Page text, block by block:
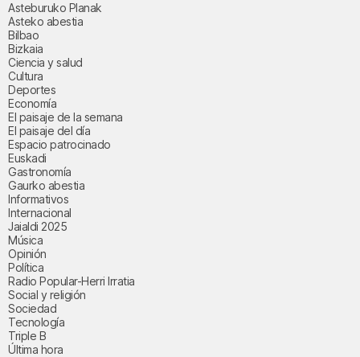
Asteburuko Planak
Asteko abestia
Bilbao
Bizkaia
Ciencia y salud
Cultura
Deportes
Economía
El paisaje de la semana
El paisaje del día
Espacio patrocinado
Euskadi
Gastronomía
Gaurko abestia
Informativos
Internacional
Jaialdi 2025
Música
Opinión
Política
Radio Popular-Herri Irratia
Social y religión
Sociedad
Tecnología
Triple B
Última hora